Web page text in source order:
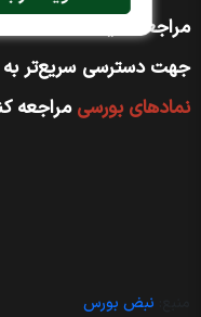
مراجعه کنید
جهت دسترسی سریع‌تر
نماد‌های بورسیمراجعه
نبض بورس